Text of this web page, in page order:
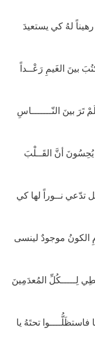
لهُ كي يستعيدَ
بينَ الغَيمِ رَعْــداً
تَرَ بينَ النّـــــــاسِ
يُحِسُونَ أنَّ القَــلْبَ
نــوراً لها كي
الكونُ موجودٌ لينسى
لِـــــكُلِّ المُعدَمِينَ
فاستظَلُّــــوا تحتَهُ يا